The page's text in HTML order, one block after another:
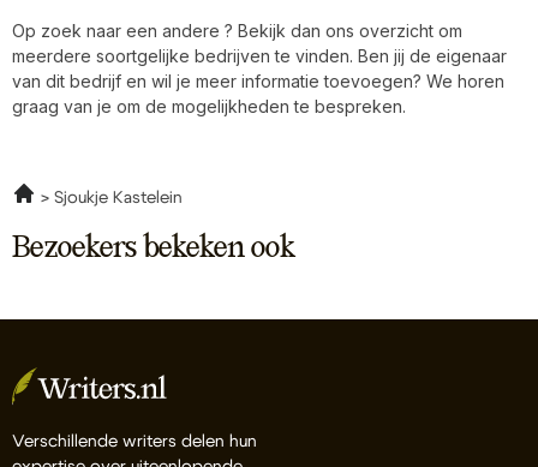
Op zoek naar een andere ? Bekijk dan ons overzicht om
meerdere soortgelijke bedrijven te vinden. Ben jij de eigenaar
van dit bedrijf en wil je meer informatie toevoegen? We horen
graag van je om de mogelijkheden te bespreken.
Sjoukje Kastelein
Bezoekers bekeken ook
Verschillende writers delen hun